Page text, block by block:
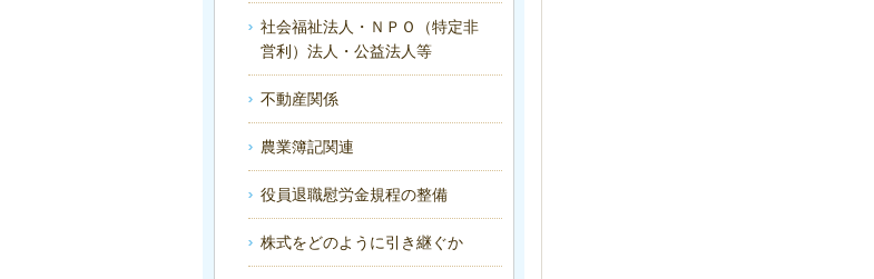
社会福祉法人・ＮＰＯ（特定非
営利）法人・公益法人等
不動産関係
農業簿記関連
役員退職慰労金規程の整備
株式をどのように引き継ぐか